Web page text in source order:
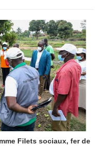
Filets sociaux, fer de